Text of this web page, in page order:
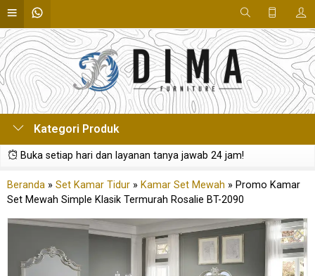
Kategori Produk
Buka setiap hari dan layanan tanya jawab 24 jam!
Beranda » Set Kamar Tidur » Kamar Set Mewah » Promo Kamar
Set Mewah Simple Klasik Termurah Rosalie BT-2090